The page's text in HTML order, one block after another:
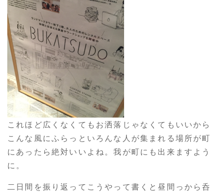
これほど広くなくてもお洒落じゃなくてもいいから
こんな風にふらっといろんな人が集まれる場所が町
にあったら絶対いいよね。我が町にも出来ますよう
に。
二日間を振り返ってこうやって書くと昼間っから呑